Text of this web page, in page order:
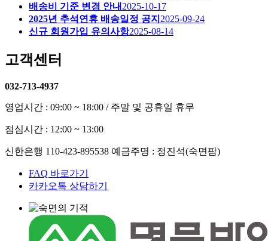
배송비 기준 변경 안내 2025-10-17
2025년 추석연휴 배송일정 공지 2025-09-24
신규 회원가입 유의사항2025-08-14
고객센터
032-713-4937
영업시간 : 09:00 ~ 18:00 / 주말 및 공휴일 휴무
점심시간 : 12:00 ~ 13:00
신한은행 110-423-895538 예금주명 : 정진석(숙면팜)
FAQ 바로가기
카카오톡 상담하기